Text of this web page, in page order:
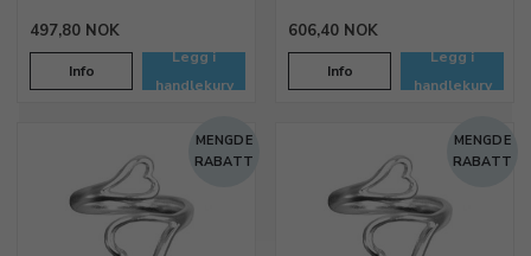
497,80 NOK
Info
Legg i
handlekurv
606,40 NOK
Info
Legg i
handlekurv
MENGDE
RABATT
MENGDE
RABATT